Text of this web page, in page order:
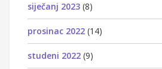
siječanj 2023 (8)
prosinac 2022 (14)
studeni 2022 (9)